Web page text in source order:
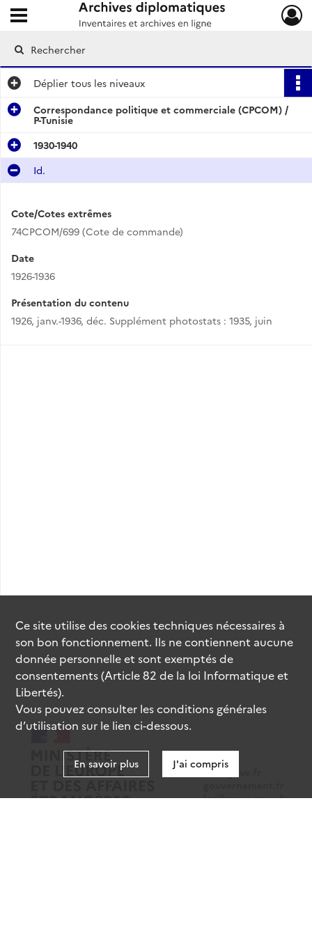
Archives diplomatiques
Ouvrir le menu déroulant
Déplier tous les niveaux
Correspondance politique et commerciale (CPCOM) /
P-Tunisie
1930-1940
Id.
Cote/Cotes extrêmes
74CPCOM/699 (Cote de commande)
Date
1926-1936
Présentation du contenu
1926, janv.-1936, déc. Supplément photostats : 1935, juin
data.gouv.fr
legifrance.gouv.fr
Ce site utilise descookiestechniques nécessaires à
son bon fonctionnement. Ils ne contiennent aucune
donnée personnelle et sont exemptés de
consentements (Article 82 de la loi Informatique et
Libertés).
Vous pouvez consulter les conditions générales
d’utilisation sur le lien ci-dessous.
En savoir plus J'ai compris